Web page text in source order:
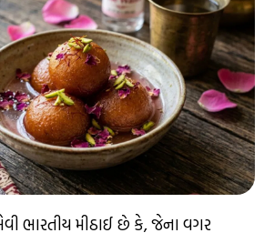
ભારતીય મીઠાઈ છે કે, જેના વગર